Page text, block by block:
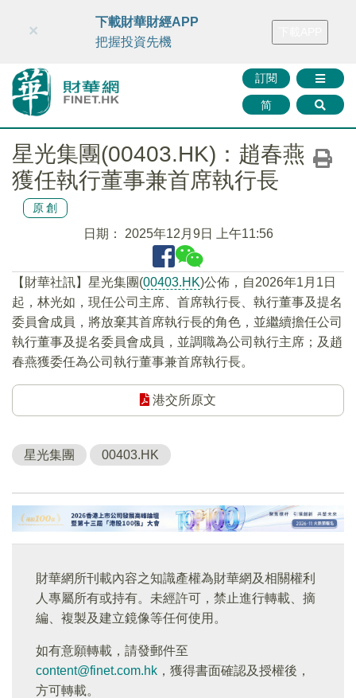
財華智庫網 FINTV FINMETA 財華證券 媒體矩陣
訂閱
简
×
下載財華財經APP
把握投資先機
星光集團(00403.HK)：趙春燕
獲任執行董事兼首席執行長
原創
日期： 2025年12月9日 上午11:56
【財華社訊】星光集團(00403.HK)公佈，自2026年1月1日
起，林光如，現任公司主席、首席執行長、執行董事及提名
委員會成員，將放棄其首席執行長的角色，並繼續擔任公司
執行董事及提名委員會成員，並調職為公司執行主席；及趙
春燕獲委任為公司執行董事兼首席執行長。
港交所原文
星光集團 00403.HK
財華網所刊載內容之知識產權為財華網及相關權利
人專屬所有或持有。未經許可，禁止進行轉載、摘
編、複製及建立鏡像等任何使用。
如有意願轉載，請發郵件至
content@finet.com.hk ，獲得書面確認及授權後，
方可轉載。